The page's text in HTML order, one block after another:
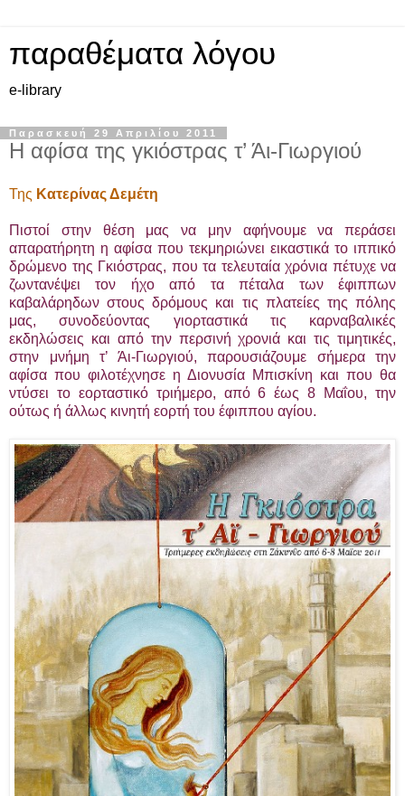
παραθέματα λόγου
e-library
Παρασκευή 29 Απριλίου 2011
Η αφίσα της γκιόστρας τ’ Άι-Γιωργιού
Της Κατερίνας Δεμέτη
Πιστοί στην θέση μας να μην αφήνουμε να περάσει
απαρατήρητη η αφίσα που τεκμηριώνει εικαστικά το ιππικό
δρώμενο της Γκιόστρας, που τα τελευταία χρόνια πέτυχε να
ζωντανέψει τον ήχο από τα πέταλα των έφιππων
καβαλάρηδων στους δρόμους και τις πλατείες της πόλης
μας, συνοδεύοντας γιορταστικά τις καρναβαλικές
εκδηλώσεις και από την περσινή χρονιά και τις τιμητικές,
στην μνήμη τ’ Άι-Γιωργιού, παρουσιάζουμε σήμερα την
αφίσα που φιλοτέχνησε η Διονυσία Μπισκίνη και που θα
ντύσει το εορταστικό τριήμερο, από 6 έως 8 Μαΐου, την
ούτως ή άλλως κινητή εορτή του έφιππου αγίου.